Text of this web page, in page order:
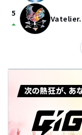
5
arrow_drop_up Vatelier.